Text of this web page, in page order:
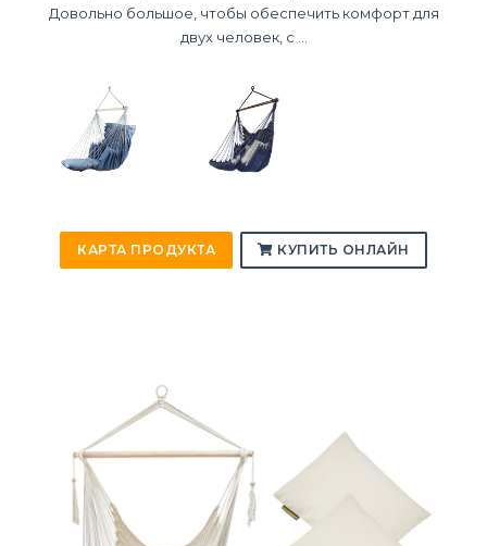
Довольно большое, чтобы обеспечить комфорт для
двух человек, с ...
КАРТА ПРОДУКТА КУПИТЬ ОНЛАЙН